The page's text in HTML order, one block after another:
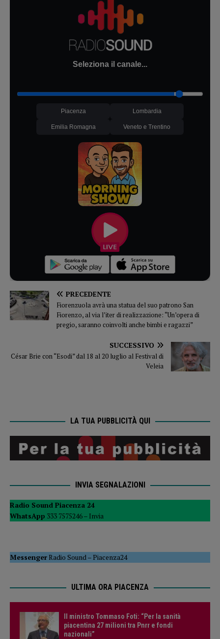
Seleziona il canale...
Piacenza Lombardia
Emilia Romagna Veneto e Trentino
PRECEDENTE
Fiorenzuola avrà una statua del suo patrono San
Fiorenzo, al via l’iter di realizzazione: “Un’opera di
pregio, saranno coinvolti anche bimbi e ragazzi”
SUCCESSIVO
César Brie con “Esodi” dal 18 al 20 luglio al Festival di
Veleia
LA TUA PUBBLICITÀ QUI
INVIA SEGNALAZIONI
Radio Sound Piacenza 24
WhatsApp 333 7575246 – Invia
MessengerRadio Sound–Piacenza24
ULTIMA ORA PIACENZA
Il ministro Tommaso Foti: “Per la sanità
piacentina 27 milioni tra Pnrr e fondi
nazionali”